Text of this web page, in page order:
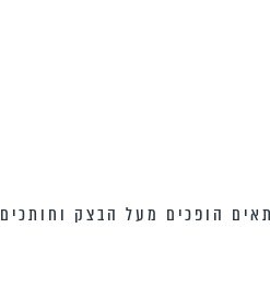
בקוטר המתאים הופכים מעל הבצק וחותכים